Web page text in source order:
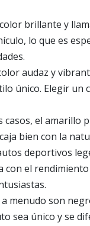
brillante y
lo que es
audaz y
único. Elegir
el amarillo
bien con la
deportivos
el
menudo son
sea único y se